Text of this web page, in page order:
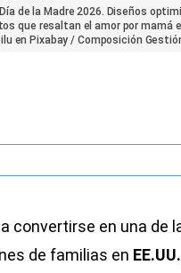
de la Madre 2026. Diseños
que resaltan el amor por mamá
en Pixabay / Composición
convertirse en una de
de familias en EE.UU.